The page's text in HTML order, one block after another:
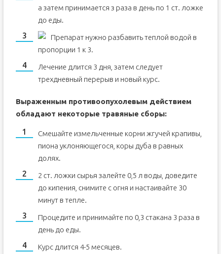
а затем принимается з раза в день по 1 ст. ложке
до еды.
Препарат нужно разбавить теплой водой в
пропорции 1 к 3.
Лечение длится 3 дня, затем следует
трехдневный перерыв и новый курс.
Выраженным противоопухолевым действием
обладают некоторые травяные сборы:
Смешайте измельченные корни жгучей крапивы,
пиона уклоняющегося, коры дуба в равных
долях.
2 ст. ложки сырья залейте 0,5 л воды, доведите
до кипения, снимите с огня и настаивайте 30
минут в тепле.
Процедите и принимайте по 0,3 стакана 3 раза в
день до еды.
Курс длится 4-5 месяцев.